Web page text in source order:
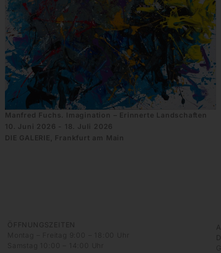
Manfred Fuchs. Imagination – Erinnerte Landschaften
10. Juni 2026 - 18. Juli 2026
DIE GALERIE, Frankfurt am Main
ÖFFNUNGSZEITEN
Montag – Freitag 9:00 – 18:00 Uhr
Samstag 10:00 – 14:00 Uhr